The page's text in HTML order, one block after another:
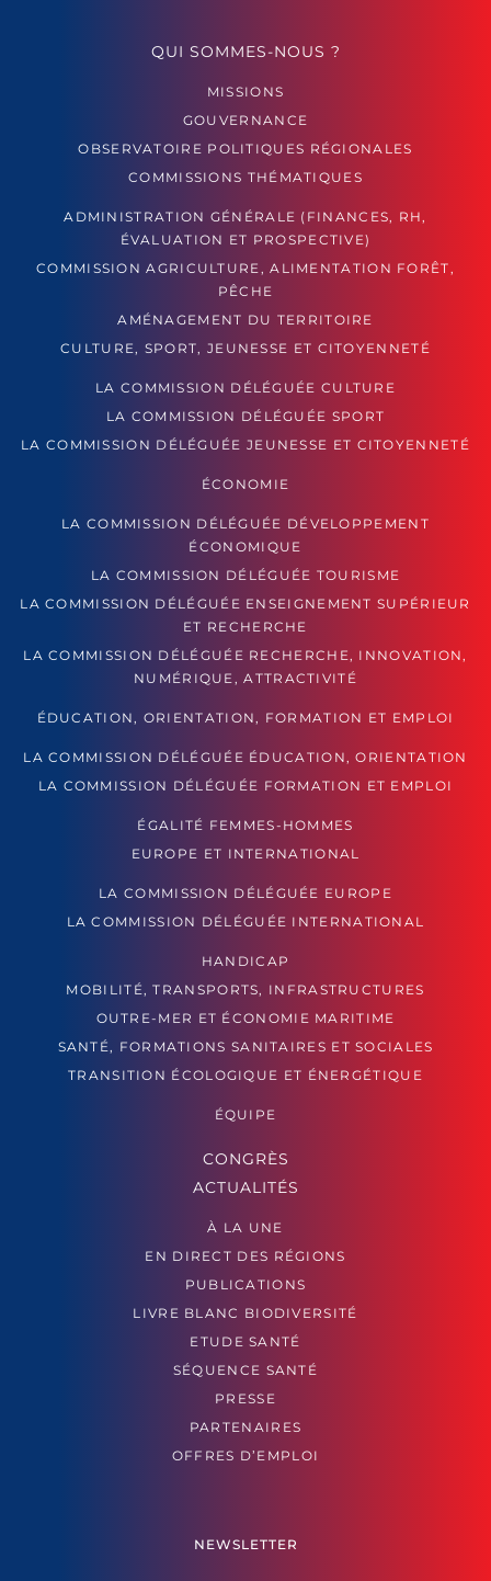
QUI SOMMES-NOUS ?
MISSIONS
GOUVERNANCE
OBSERVATOIRE POLITIQUES RÉGIONALES
COMMISSIONS THÉMATIQUES
ADMINISTRATION GÉNÉRALE (FINANCES, RH,
ÉVALUATION ET PROSPECTIVE)
COMMISSION AGRICULTURE, ALIMENTATION FORÊT,
PÊCHE
AMÉNAGEMENT DU TERRITOIRE
CULTURE, SPORT, JEUNESSE ET CITOYENNETÉ
LA COMMISSION DÉLÉGUÉE CULTURE
LA COMMISSION DÉLÉGUÉE SPORT
LA COMMISSION DÉLÉGUÉE JEUNESSE ET CITOYENNETÉ
ÉCONOMIE
LA COMMISSION DÉLÉGUÉE DÉVELOPPEMENT
ÉCONOMIQUE
LA COMMISSION DÉLÉGUÉE TOURISME
LA COMMISSION DÉLÉGUÉE ENSEIGNEMENT SUPÉRIEUR
ET RECHERCHE
LA COMMISSION DÉLÉGUÉE RECHERCHE, INNOVATION,
NUMÉRIQUE, ATTRACTIVITÉ
ÉDUCATION, ORIENTATION, FORMATION ET EMPLOI
LA COMMISSION DÉLÉGUÉE ÉDUCATION, ORIENTATION
LA COMMISSION DÉLÉGUÉE FORMATION ET EMPLOI
ÉGALITÉ FEMMES-HOMMES
EUROPE ET INTERNATIONAL
LA COMMISSION DÉLÉGUÉE EUROPE
LA COMMISSION DÉLÉGUÉE INTERNATIONAL
HANDICAP
MOBILITÉ, TRANSPORTS, INFRASTRUCTURES
OUTRE-MER ET ÉCONOMIE MARITIME
SANTÉ, FORMATIONS SANITAIRES ET SOCIALES
TRANSITION ÉCOLOGIQUE ET ÉNERGÉTIQUE
ÉQUIPE
CONGRÈS
ACTUALITÉS
À LA UNE
EN DIRECT DES RÉGIONS
PUBLICATIONS
LIVRE BLANC BIODIVERSITÉ
ETUDE SANTÉ
SÉQUENCE SANTÉ
PRESSE
PARTENAIRES
OFFRES D’EMPLOI
NEWSLETTER